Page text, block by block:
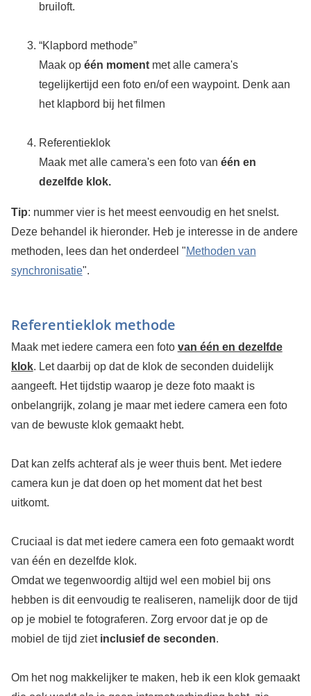
bruiloft.
“Klapbord methode”
Maak op één momentmet alle camera's
tegelijkertijd een foto en/of een waypoint. Denk aan
het klapbord bij het filmen
Referentieklok
Maak met alle camera's een foto van één en
dezelfde klok.
Tip: nummer vier is het meest eenvoudig en het snelst.
Deze behandel ik hieronder. Heb je interesse in de andere
methoden, lees dan het onderdeel "Methoden van
synchronisatie".
Referentieklok methode
Maak met iedere camera een foto van één en dezelfde
klok. Let daarbij op dat de klok de seconden duidelijk
aangeeft. Het tijdstip waarop je deze foto maakt is
onbelangrijk, zolang je maar met iedere camera een foto
van de bewuste klok gemaakt hebt.
Dat kan zelfs achteraf als je weer thuis bent. Met iedere
camera kun je dat doen op het moment dat het best
uitkomt.
Cruciaal is dat met iedere camera een foto gemaakt wordt
van één en dezelfde klok.
Omdat we tegenwoordig altijd wel een mobiel bij ons
hebben is dit eenvoudig te realiseren, namelijk door de tijd
op je mobiel te fotograferen. Zorg ervoor dat je op de
mobiel de tijd ziet inclusief de seconden.
Om het nog makkelijker te maken, heb ik een klok gemaakt